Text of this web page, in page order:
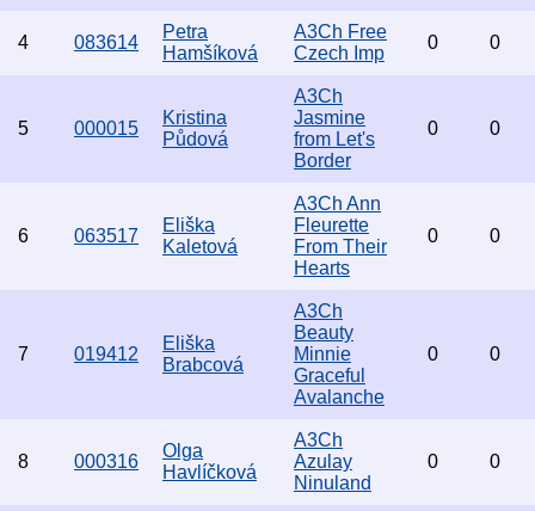
4 083614
Petra
Hamšíková
A3Ch Free
Czech Imp
0 0
5 000015
Kristina
Půdová
A3Ch
Jasmine
from Let's
Border
0 0
6 063517
Eliška
Kaletová
A3Ch Ann
Fleurette
From Their
Hearts
0 0
7 019412
Eliška
Brabcová
A3Ch
Beauty
Minnie
Graceful
Avalanche
0 0
8 000316
Olga
Havlíčková
A3Ch
Azulay
Ninuland
0 0